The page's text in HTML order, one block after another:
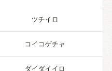
ツチイロ
コイコゲチャ
ダイダイイロ